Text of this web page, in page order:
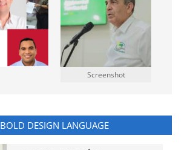
Screenshot
BOLD DESIGN LANGUAGE